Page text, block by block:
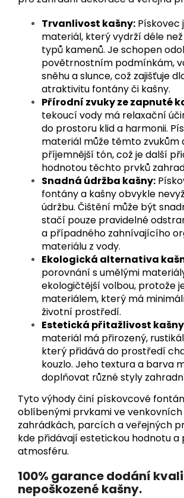
Trvanlivost kašny: Pískovec
materiál, který vydrží déle
typů kamenů. Je schopen
povětrnostním podmínkám,
sněhu a slunce, což zajišťuje
atraktivitu fontány či kašny.
Přírodní zvuky ze zapnuté
tekoucí vody má relaxační
do prostoru klid a harmonii.
materiál může těmto zvukům
příjemnější tón, což je další
hodnotou těchto prvků
Snadná údržba kašny:
fontány a kašny obvykle
údržbu. Čištění může být
stačí pouze pravidelné
a případného zahnívajícího
materiálu z vody.
Ekologická alternativa
porovnání s umělými
ekologičtější volbou, protože
materiálem, který má
životní prostředí.
Estetická přitažlivost
materiál má přirozený,
který přidává do prostředí
kouzlo. Jeho textura a barva
doplňovat různé styly
Tyto výhody činí pískovcové
oblíbenými prvkami ve
zahrádkách, parcích a veřejných
kde přidávají estetickou hodnotu a
atmosféru.
100% garance dodání
nepoškozené kašny.